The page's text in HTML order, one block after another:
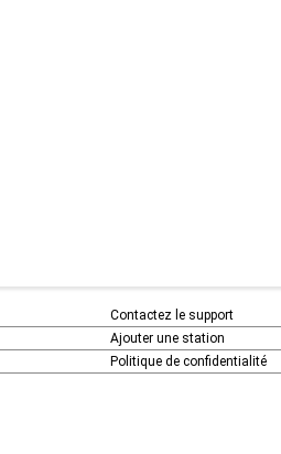
Contactez le support
Ajouter une station
Politique de confidentialité